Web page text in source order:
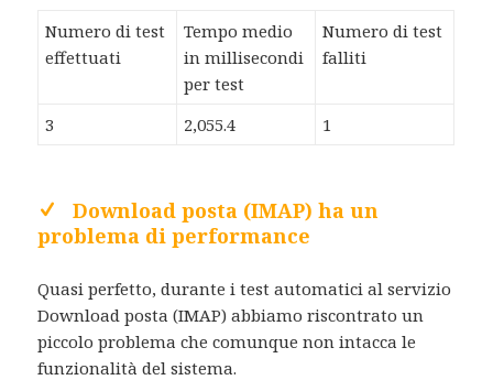
Numero di test
effettuati
Tempo medio
in millisecondi
per test
Numero di test
falliti
3 2,055.4 1
Download posta (IMAP) ha un
problema di performance
Quasi perfetto, durante i test automatici al servizio
Download posta (IMAP) abbiamo riscontrato un
piccolo problema che comunque non intacca le
funzionalità del sistema.